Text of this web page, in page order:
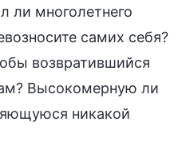
ли многолетнего
самих себя?
возвратившийся
Высокомерную ли
никакой